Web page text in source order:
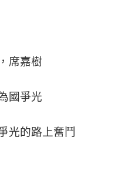
席嘉樹
國爭光
光的路上奮鬥